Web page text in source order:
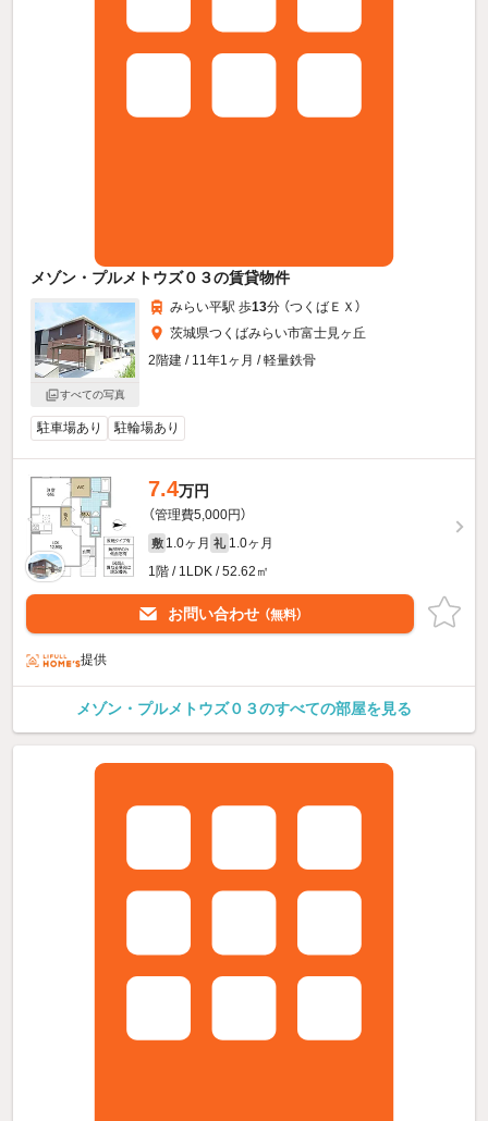
メゾン・プルメトウズ０３の賃貸物件
すべての写真
みらい平駅 歩13分 （つくばＥＸ）
茨城県つくばみらい市富士見ヶ丘
2階建 / 11年1ヶ月 / 軽量鉄骨
駐車場あり 駐輪場あり
7.4万円
（管理費5,000円）
敷 1.0ヶ月 礼 1.0ヶ月
1階 / 1LDK / 52.62㎡
お問い合わせ （無料）
提供
メゾン・プルメトウズ０３のすべての部屋を見る